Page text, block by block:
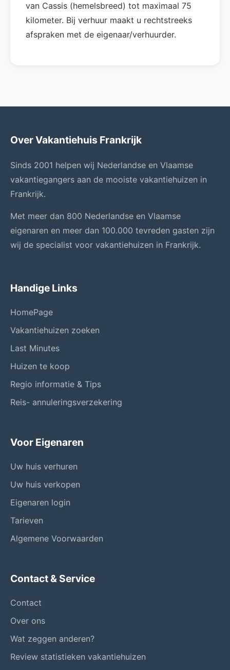
van Cassis (hemelsbreed) tot maximaal 75
kilometer. Bij verhuur maakt u rechtstreeks
afspraken met de eigenaar/verhuurder.
Over Vakantiehuis Frankrijk
Sinds 2001 helpen wij Nederlandse en Vlaamse
vakantiegangers aan de mooiste vakantiehuizen in
Frankrijk.
Met meer dan 800 Nederlandse en Vlaamse
eigenaren en meer dan 100.000 tevreden gasten zijn
wij de specialist voor vakantiehuizen in Frankrijk.
Handige Links
HomePage
Vakantiehuizen zoeken
Last Minutes
Huizen te koop
Regio informatie & Tips
Reis- annuleringsverzekering
Voor Eigenaren
Uw huis verhuren
Uw huis verkopen
Eigenaren login
Tarieven
Algemene Voorwaarden
Contact & Service
Contact
Over ons
Wat zeggen anderen?
Review statistieken vakantiehuizen